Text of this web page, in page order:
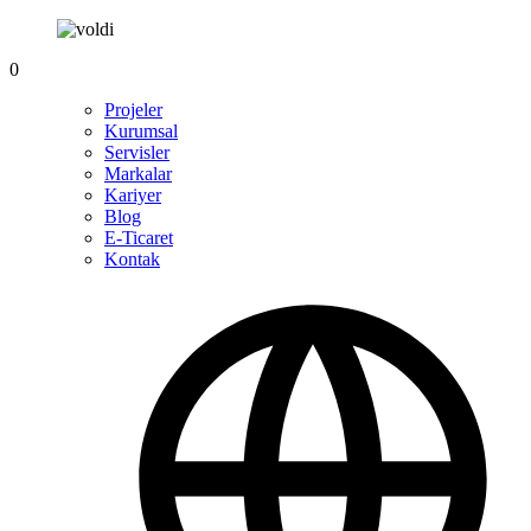
0
Projeler
Kurumsal
Servisler
Markalar
Kariyer
Blog
E-Ticaret
Kontak